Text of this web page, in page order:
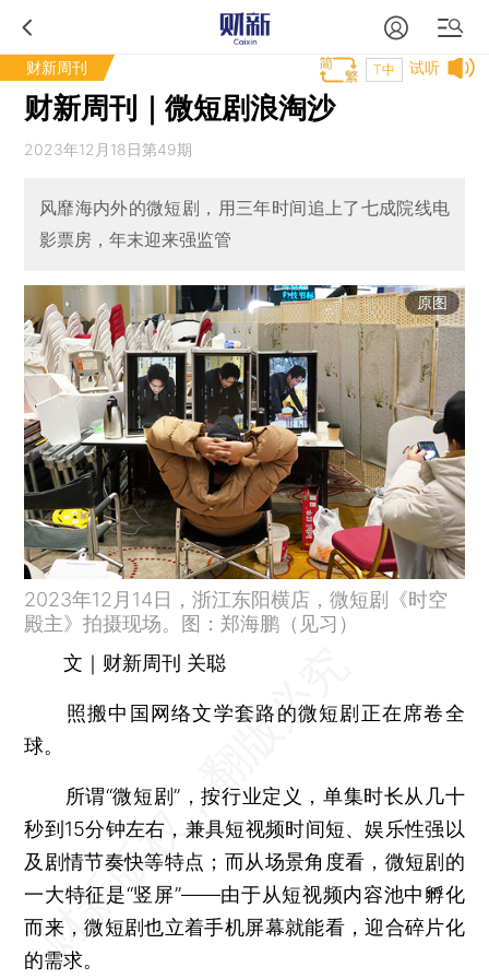
财新周刊 试听
T中
财新周刊｜微短剧浪淘沙
2023年12月18日第49期
风靡海内外的微短剧，用三年时间追上了七成院线电
影票房，年末迎来强监管
原图
2023年12月14日，浙江东阳横店，微短剧《时空
殿主》拍摄现场。图：郑海鹏（见习）
文｜财新周刊 关聪
照搬中国网络文学套路的微短剧正在席卷全
球。
所谓“微短剧”，按行业定义，单集时长从几十
秒到15分钟左右，兼具短视频时间短、娱乐性强以
及剧情节奏快等特点；而从场景角度看，微短剧的
一大特征是“竖屏”——由于从短视频内容池中孵化
而来，微短剧也立着手机屏幕就能看，迎合碎片化
的需求。